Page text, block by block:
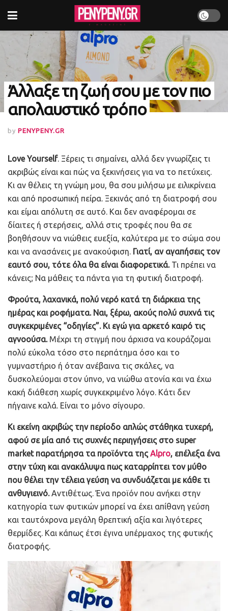
Άλλαξε τη ζωή σου με τον πιο
απολαυστικό τρόπο
by PENYPENY.GR
Love Yourself. Ξέρεις τι σημαίνει, αλλά δεν γνωρίζεις τι
ακριβώς είναι και πώς να ξεκινήσεις για να το πετύχεις.
Κι αν θέλεις τη γνώμη μου, θα σου μιλήσω με ειλικρίνεια
και από προσωπική πείρα. Ξεκινάς από τη διατροφή σου
και είμαι απόλυτη σε αυτό. Και δεν αναφέρομαι σε
δίαιτες ή στερήσεις, αλλά στις τροφές που θα σε
βοηθήσουν να νιώθεις ευεξία, καλύτερα με το σώμα σου
και να ανασάνεις με ανακούφιση. Γιατί, αν αγαπήσεις τον
εαυτό σου, τότε όλα θα είναι διαφορετικά. Τι πρέπει να
κάνεις; Να μάθεις τα πάντα για τη φυτική διατροφή.
Φρούτα, λαχανικά, πολύ νερό κατά τη διάρκεια της
ημέρας και ροφήματα. Ναι, ξέρω, ακούς πολύ συχνά τις
συγκεκριμένες “οδηγίες”. Κι εγώ για αρκετό καιρό τις
αγνοούσα.Μέχρι τη στιγμή που άρχισα να κουράζομαι
πολύ εύκολα τόσο στο περπάτημα όσο και το
γυμναστήριο ή όταν ανέβαινα τις σκάλες, να
δυσκολεύομαι στον ύπνο, να νιώθω ατονία και να έχω
κακή διάθεση χωρίς συγκεκριμένο λόγο. Κάτι δεν
πήγαινε καλά. Είναι το μόνο σίγουρο.
Κι εκείνη ακριβώς την περίοδο απλώς στάθηκα τυχερή,
αφού σε μία από τις συχνές περιηγήσεις στο super
market παρατήρησα τα προϊόντα της Alpro, επέλεξα ένα
στην τύχη και ανακάλυψα πως καταρρίπτει τον μύθο
που θέλει την τέλεια γεύση να συνδυάζεται με κάθε τι
ανθυγιεινό.Αντιθέτως. Ένα προϊόν που ανήκει στην
κατηγορία των φυτικών μπορεί να έχει απίθανη γεύση
και ταυτόχρονα μεγάλη θρεπτική αξία και λιγότερες
θερμίδες. Και κάπως έτσι έγινα υπέρμαχος της φυτικής
διατροφής.